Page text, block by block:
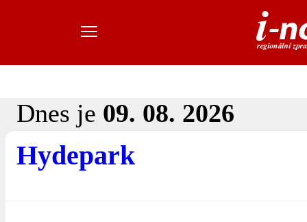
Dnes je 09. 08. 2026
Hydepark